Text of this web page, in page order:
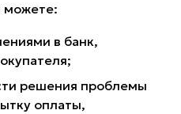
можете:
в банк,
решения проблемы
оплаты,